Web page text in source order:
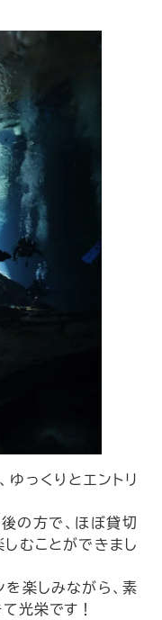
っくりとエントリ
の方で、ほぼ貸切
むことができまし
楽しみながら、素
光栄です！